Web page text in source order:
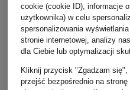
cookie (cookie ID), informacje
użytkownika) w celu
spersonalizowania
stronie internetowej, analizy
dla Ciebie lub optymalizacji
Kliknij przycisk "Zgadzam
przejść bezpośrednio na